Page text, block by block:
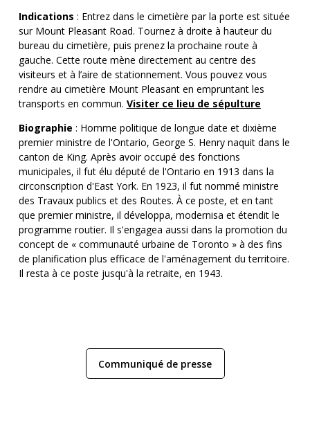
Indications : Entrez dans le cimetière par la porte est située
sur Mount Pleasant Road. Tournez à droite à hauteur du
bureau du cimetière, puis prenez la prochaine route à
gauche. Cette route mène directement au centre des
visiteurs et à l’aire de stationnement. Vous pouvez vous
rendre au cimetière Mount Pleasant en empruntant les
transports en commun. Visiter ce lieu de sépulture
Biographie : Homme politique de longue date et dixième
premier ministre de l'Ontario, George S. Henry naquit dans le
canton de King. Après avoir occupé des fonctions
municipales, il fut élu député de l'Ontario en 1913 dans la
circonscription d'East York. En 1923, il fut nommé ministre
des Travaux publics et des Routes. À ce poste, et en tant
que premier ministre, il développa, modernisa et étendit le
programme routier. Il s'engagea aussi dans la promotion du
concept de « communauté urbaine de Toronto » à des fins
de planification plus efficace de l'aménagement du territoire.
Il resta à ce poste jusqu'à la retraite, en 1943.
: Communiqué de presse
Communiqué de presse